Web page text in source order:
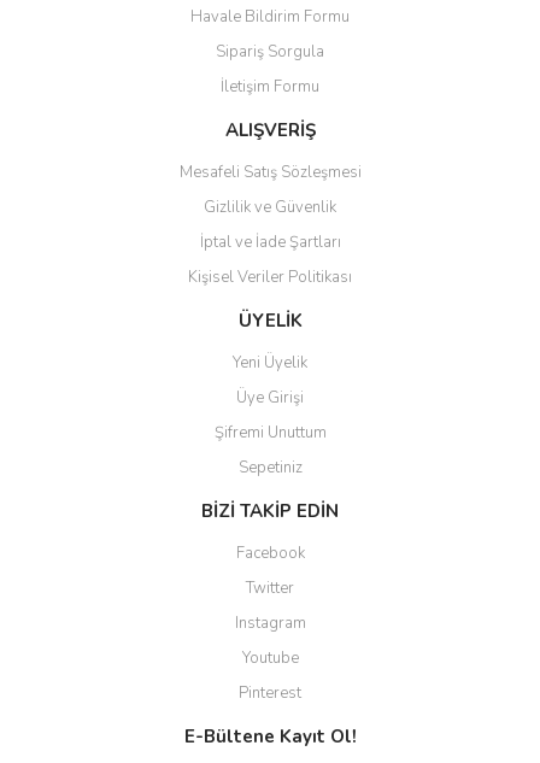
Ürün açıklamasında eksik bilgiler bulunuyor.
Ürün bilgilerinde hatalar bulunuyor.
Ürün fiyatı diğer sitelerden daha pahalı.
Bu ürüne benzer farklı alternatifler olmalı.
Gönder
Havale Bildirim Formu
Sipariş Sorgula
İletişim Formu
ALIŞVERİŞ
Mesafeli Satış Sözleşmesi
Gizlilik ve Güvenlik
İptal ve İade Şartları
Kişisel Veriler Politikası
ÜYELİK
Yeni Üyelik
Üye Girişi
Şifremi Unuttum
Sepetiniz
BİZİ TAKİP EDİN
Facebook
Twitter
Instagram
Youtube
Pinterest
E-Bültene Kayıt Ol!